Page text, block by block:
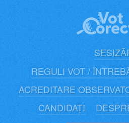
REGULI VOT /
ACREDITARE
CANDIDAȚI